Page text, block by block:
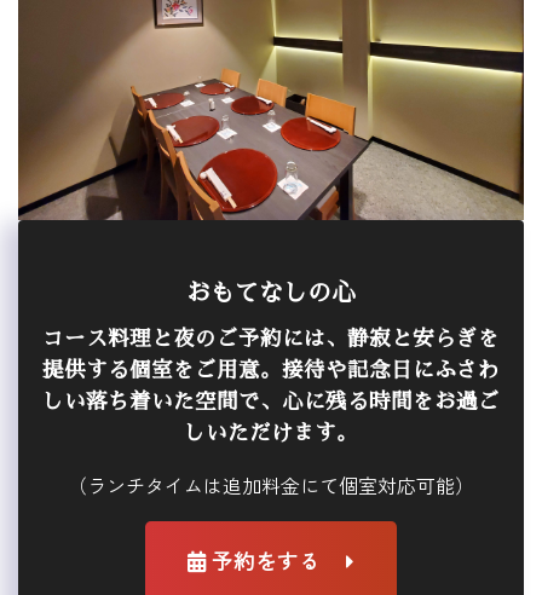
おもてなしの心
コース料理と夜のご予約には、静寂と安らぎを
提供する個室をご用意。接待や記念日にふさわ
しい落ち着いた空間で、心に残る時間をお過ご
しいただけます。
（ランチタイムは追加料金にて個室対応可能）
予約をする